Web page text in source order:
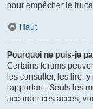
pour empêcher le
Haut
Pourquoi ne puis-je
Certains forums
les consulter, les lire,
rapportant. Seuls les
accorder ces accès,